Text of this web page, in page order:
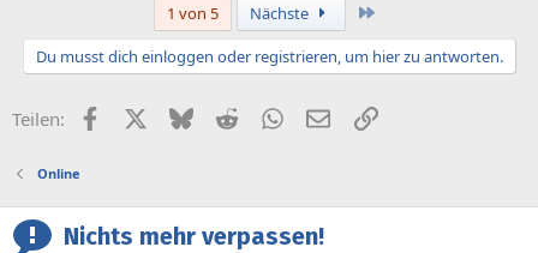
1 von 5 Nächste
Du musst dich einloggen oder registrieren, um hier zu antworten.
Teilen: FacebookX (Twitter)
BlueskyRedditWhatsApp
E-MailLink
Online
Nichts mehr verpassen!